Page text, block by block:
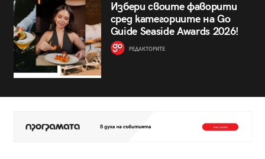
Избери своите фаворити
сред категориите на Go
Guide Seaside Awards 2026!
РЕДАКТОРИТЕ